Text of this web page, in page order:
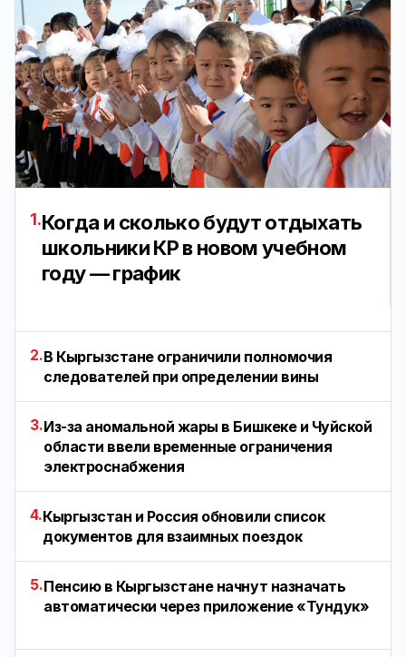
1.Когда и сколько будут отдыхать
школьники КР в новом учебном
году — график
2.В Кыргызстане ограничили полномочия
следователей при определении вины
3.Из-за аномальной жары в Бишкеке и Чуйской
области ввели временные ограничения
электроснабжения
4.Кыргызстан и Россия обновили список
документов для взаимных поездок
5.Пенсию в Кыргызстане начнут назначать
автоматически через приложение «Тундук»